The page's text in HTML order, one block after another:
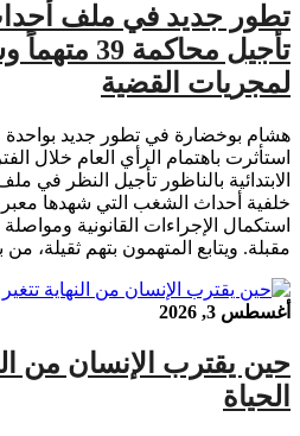
تطور جديد في ملف
تأجيل
لمجريات القضية
هشام بوخضارة في تطور جديد بواحدة
استأثرت باهتمام الرأي العام خلال
خلفية أحداث الشغب التي شهدها معبر
استكمال الإجراءات القانونية
مقبلة. ويتابع المتهمون بتهم ثقيلة،
أغسطس 3, 2026
حين يقترب الإنسان من
الحياة